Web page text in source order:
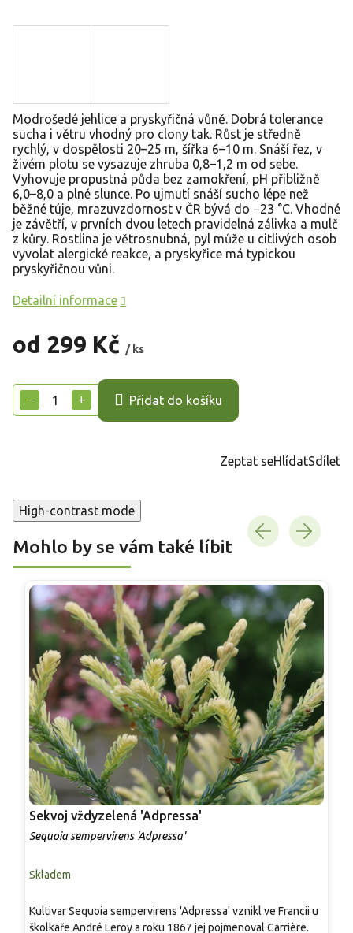
od 299 Kč / ks
cena:
+
− Přidat do košíku
Modrošedé jehlice a pryskyřičná vůně. Dobrá tolerance
sucha i větru vhodný pro clony tak. Růst je středně
rychlý, v dospělosti 20–25 m, šířka 6–10 m. Snáší řez, v
živém plotu se vysazuje zhruba 0,8–1,2 m od sebe.
Vyhovuje propustná půda bez zamokření, pH přibližně
6,0–8,0 a plné slunce. Po ujmutí snáší sucho lépe než
běžné túje, mrazuvzdornost v ČR bývá do −23 °C. Vhodné
je závětří, v prvních dvou letech pravidelná zálivka a mulč
z kůry. Rostlina je větrosnubná, pyl může u citlivých osob
vyvolat alergické reakce, a pryskyřice má typickou
pryskyřičnou vůni.
Detailní informace
Zeptat seHlídatSdílet
High-contrast mode
Mohlo by se vám také líbit
Sekvoj vždyzelená 'Adpressa'
Sequoia sempervirens 'Adpressa'
Skladem
Kultivar Sequoia sempervirens 'Adpressa' vznikl ve Francii u
školkaře André Leroy a roku 1867 jej pojmenoval Carrière.